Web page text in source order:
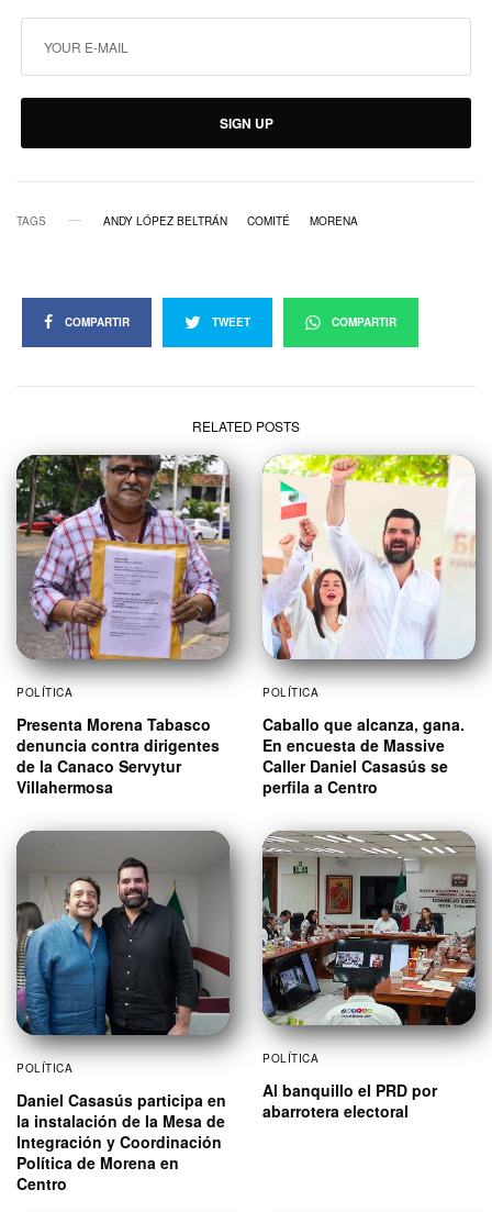
SIGN UP
TAGS ANDY LÓPEZ BELTRÁN COMITÉ MORENA
COMPARTIR TWEET COMPARTIR
RELATED POSTS
POLÍTICA
Presenta Morena Tabasco
denuncia contra dirigentes
de la Canaco Servytur
Villahermosa
POLÍTICA
Caballo que alcanza, gana.
En encuesta de Massive
Caller Daniel Casasús se
perfila a Centro
POLÍTICA
Daniel Casasús participa en
la instalación de la Mesa de
Integración y Coordinación
Política de Morena en
Centro
POLÍTICA
Al banquillo el PRD por
abarrotera electoral